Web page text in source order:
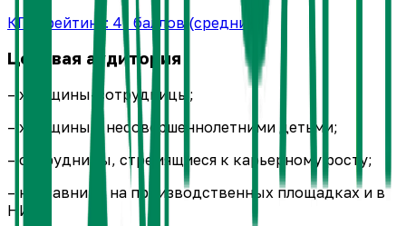
КПД-рейтинг: 41 баллов (средний)
Целевая аудитория
– женщины-сотрудницы;
– женщины с несовершеннолетними детьми;
– сотрудницы, стремящиеся к карьерному росту;
– наставники на производственных площадках и в
НИР;